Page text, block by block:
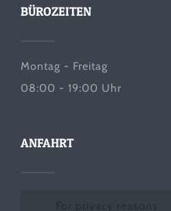
BÜROZEITEN
Montag - Freitag
08:00 - 19:00 Uhr
ANFAHRT